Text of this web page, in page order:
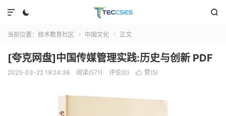
 

当前位置： 技术教育社区  中国文化  正文
[夸克网盘]中国传媒管理实践:历史与创新 PDF
2025-03-22 19:24:36 阅读(571) 评论(0)  赞(5)